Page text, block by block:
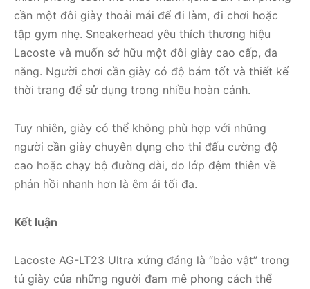
cần một đôi giày thoải mái để đi làm, đi chơi hoặc
tập gym nhẹ. Sneakerhead yêu thích thương hiệu
Lacoste và muốn sở hữu một đôi giày cao cấp, đa
năng. Người chơi cần giày có độ bám tốt và thiết kế
thời trang để sử dụng trong nhiều hoàn cảnh.
Tuy nhiên, giày có thể không phù hợp với những
người cần giày chuyên dụng cho thi đấu cường độ
cao hoặc chạy bộ đường dài, do lớp đệm thiên về
phản hồi nhanh hơn là êm ái tối đa.
Kết luận
Lacoste AG-LT23 Ultra xứng đáng là “bảo vật” trong
tủ giày của những người đam mê phong cách thể